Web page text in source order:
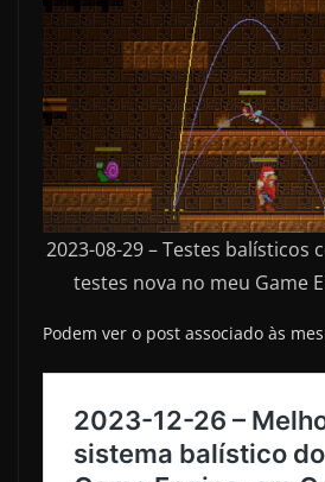
2023-08-29 – Testes balísticos
testes nova no meu Game
Podem ver o post associado às